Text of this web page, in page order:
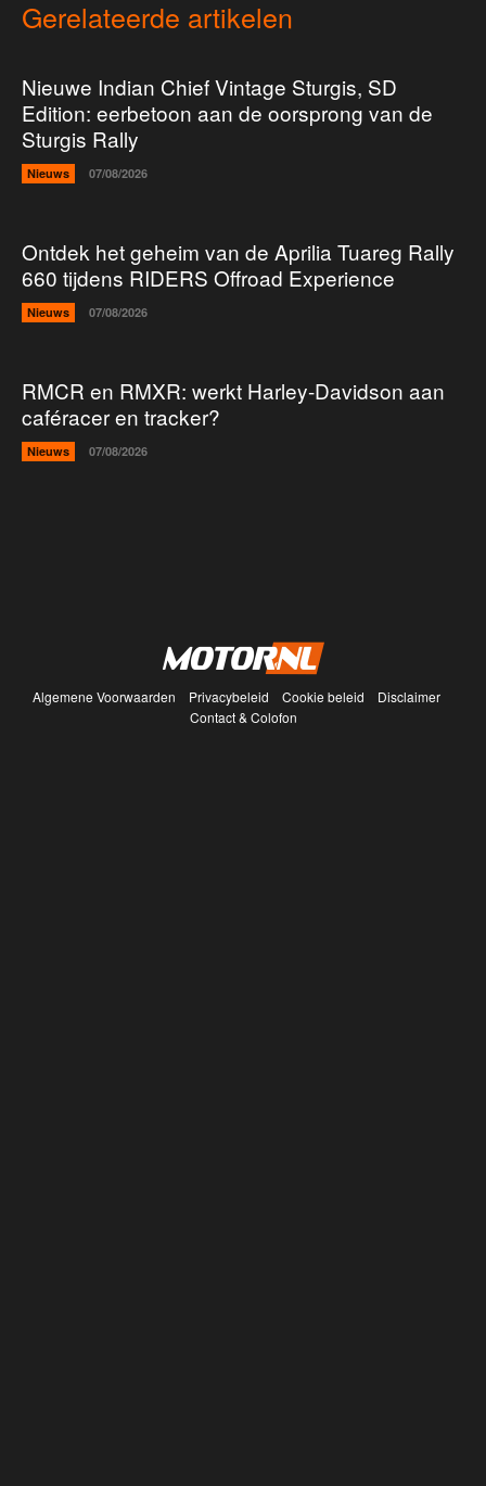
Gerelateerde artikelen
Nieuwe Indian Chief Vintage Sturgis, SD
Edition: eerbetoon aan de oorsprong van de
Sturgis Rally
Nieuws 07/08/2026
Ontdek het geheim van de Aprilia Tuareg Rally
660 tijdens RIDERS Offroad Experience
Nieuws 07/08/2026
RMCR en RMXR: werkt Harley-Davidson aan
caféracer en tracker?
Nieuws 07/08/2026
Algemene Voorwaarden Privacybeleid Cookie beleid
Disclaimer
Contact & Colofon